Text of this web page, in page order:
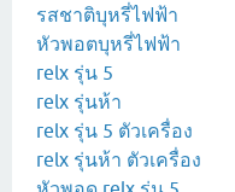
รสชาติบุหรี่ไฟฟ้า
หัวพอตบุหรี่ไฟฟ้า
relx รุ่น 5
relx รุ่นห้า
relx รุ่น 5 ตัวเครื่อง
relx รุ่นห้า ตัวเครื่อง